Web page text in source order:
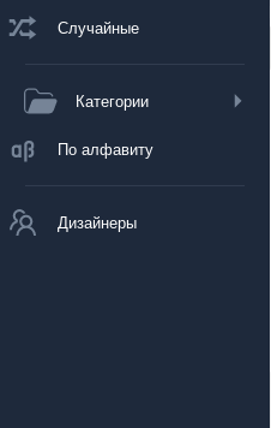
Случайные
Категории
По алфавиту
Дизайнеры